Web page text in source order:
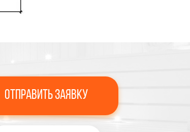
Отправить Заявку